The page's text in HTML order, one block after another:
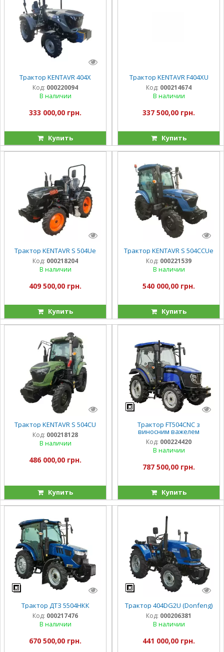
Трактор KENTAVR 404X
Код: 000220094
В наличии
333 000,00 грн.
Купить
Трактор KENTAVR F404XU
Код: 000214674
В наличии
337 500,00 грн.
Купить
Трактор KENTAVR S 504Uе
Код: 000218204
В наличии
409 500,00 грн.
Купить
Трактор KENTAVR S 504CСUе
Код: 000221539
В наличии
540 000,00 грн.
Купить
Трактор KENTAVR S 504CU
Код: 000218128
В наличии
486 000,00 грн.
Купить
Трактор FT504CNC з
виносним важелем
Код: 000224420
В наличии
787 500,00 грн.
Купить
Трактор ДТЗ 5504НКК
Код: 000217476
В наличии
670 500,00 грн.
Трактор 404DG2U (Donfeng)
Код: 000206381
В наличии
441 000,00 грн.